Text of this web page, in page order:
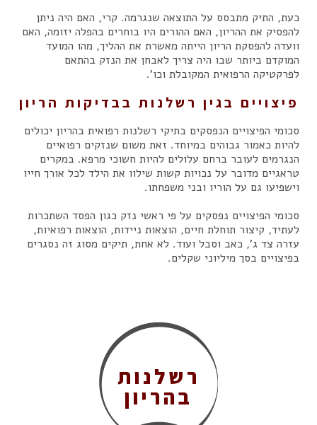
כעת, התיק מתבסס על התוצאה שנגרמה. קרי, האם היה ניתן
להפסיק את ההריון, האם ההורים היו בוחרים בהפלה יזומה, האם
וועדה להפסקת הריון הייתה מאשרת את ההליך, מהו המועד
המוקדם ביותר שבו היה צריך לאבחן את הנזק בהתאם
לפרקטיקה הרפואית המקובלת וכו'.
פיצויים בגין רשלנות בבדיקות הריון
סכומי הפיצויים הנפסקים בתיקי רשלנות רפואית בהריון יכולים
להיות כאמור גבוהים במיוחד. זאת משום שנזקים רפואיים
הנגרמים לעובר ברחם עלולים להיות חשוכי מרפא. במקרים
טראגיים מדובר על נכויות קשות שילוו את הילד לכל אורך חייו
וישפיעו גם על הוריו ובני משפחתו.
סכומי הפיצויים נפסקים על פי ראשי נזק כגון הפסד השתכרות
לעתיד, קיצור תוחלת חיים, הוצאות ניידות, הוצאות רפואיות,
עזרה צד ג', כאב וסבל ועוד. לא אחת, תיקים מסוג זה נסגרים
בפיצויים בסך מיליוני שקלים.
רשלנות
בהריון